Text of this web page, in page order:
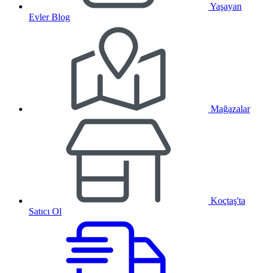
Yaşayan
Evler Blog
Mağazalar
Koçtaş'ta
Satıcı Ol